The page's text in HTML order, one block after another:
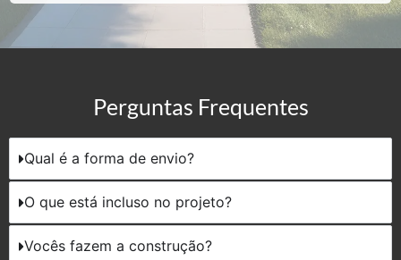
Perguntas Frequentes
Qual é a forma de envio?
O que está incluso no projeto?
Vocês fazem a construção?